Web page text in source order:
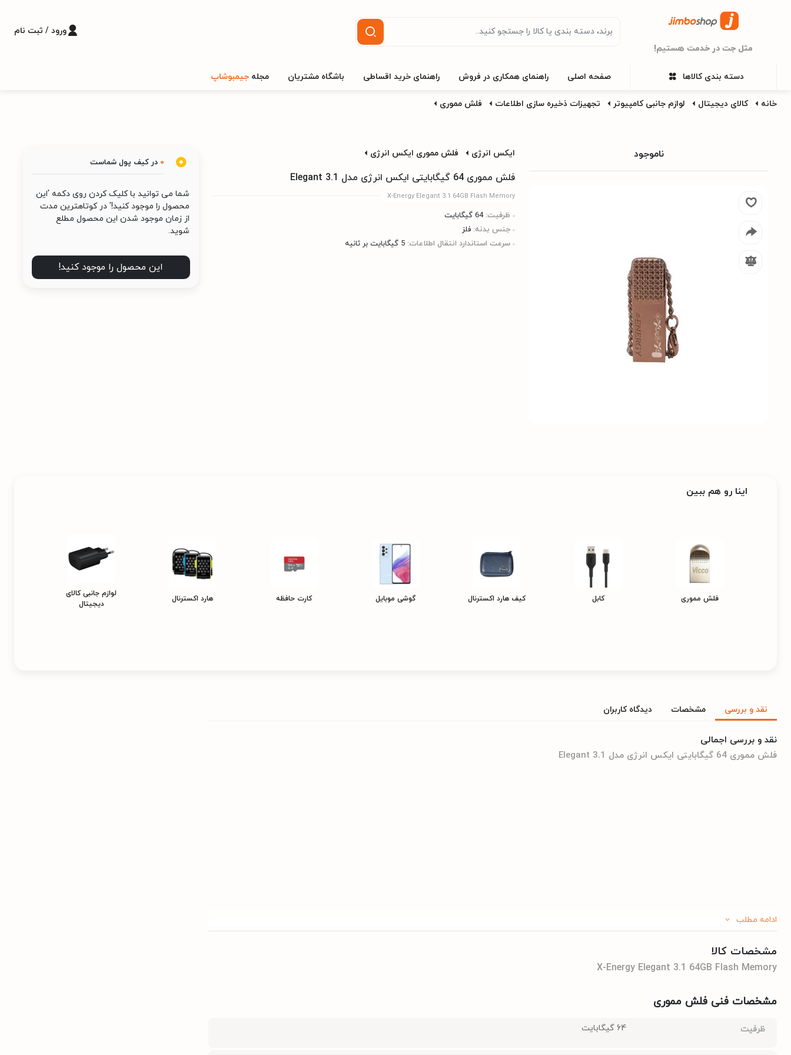
مثل جت در خدمت هستیم!
ورود / ثبت نام
دسته بندی کالاها صفحه اصلی راهنمای همکاری در فروش راهنمای خرید اقساطی باشگاه مشتریان مجله جیمبوشاپ
خانه کالای دیجیتال لوازم جانبی کامپیوتر تجهیزات ذخیره سازی اطلاعات فلش مموری
ناموجود ایکس انرژی فلش مموری ایکس انرژی
فلش مموری 64 گیگابایتی ایکس انرژی مدل Elegant 3.1
X-Energy Elegant 3.1 64GB Flash Memory
ظرفیت: 64 گیگابایت
جنس بدنه: فلز
سرعت استاندارد انتقال اطلاعات: 5 گیگابایت بر ثانیه
0 در کیف پول شماست
شما می توانید با کلیک کردن روی دکمه 'این
محصول را موجود کنید!' در کوتاهترین مدت
از زمان موجود شدن این محصول مطلع
شوید.
این محصول را موجود کنید!
اینا رو هم ببین
فلش مموری کابل کیف هارد اکسترنال گوشی موبایل کارت حافظه هارد اکسترنال
لوازم جانبی کالای
دیجیتال
نقد و بررسی مشخصات دیدگاه کاربران
نقد و بررسی اجمالی
فلش مموری 64 گیگابایتی ایکس انرژی مدل Elegant 3.1
ادامه مطلب
مشخصات کالا
X-Energy Elegant 3.1 64GB Flash Memory
مشخصات فنی فلش مموری
ظرفیت 64 گیگابایت